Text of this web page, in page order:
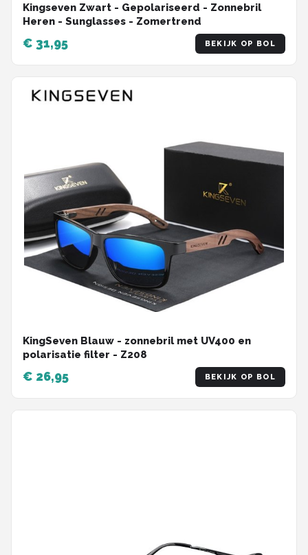
Kingseven Zwart - Gepolariseerd - Zonnebril
Heren - Sunglasses - Zomertrend
€ 31,95 BEKIJK OP BOL
KingSeven Blauw - zonnebril met UV400 en
polarisatie filter - Z208
€ 26,95 BEKIJK OP BOL